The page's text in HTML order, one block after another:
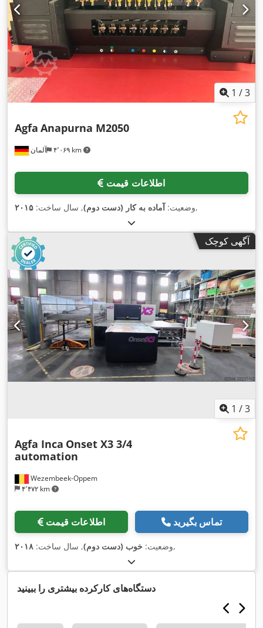
1 /3
آلمان ۴٬۰۶۹ km
Agfa Anapurna M2050
اطلاعات قیمت
وضعیت: آماده به کار (دست دوم), سال ساخت: ۲۰۱۵ ,
آگهی کوچک
1 /3
Wezembeek-Oppem
۴٬۴۷۲ km
Agfa Inca Onset X3 3/4
automation
اطلاعات قیمت تماس بگیرید
وضعیت: خوب (دست دوم), سال ساخت: ۲۰۱۸ ,
دستگاه‌های کارکرده بیشتری را ببینید